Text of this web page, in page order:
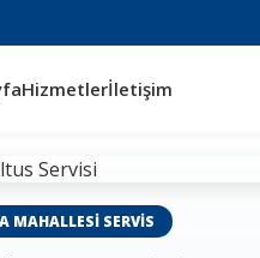
Hizmetlerİletişim
MAHALLESI SERVIS